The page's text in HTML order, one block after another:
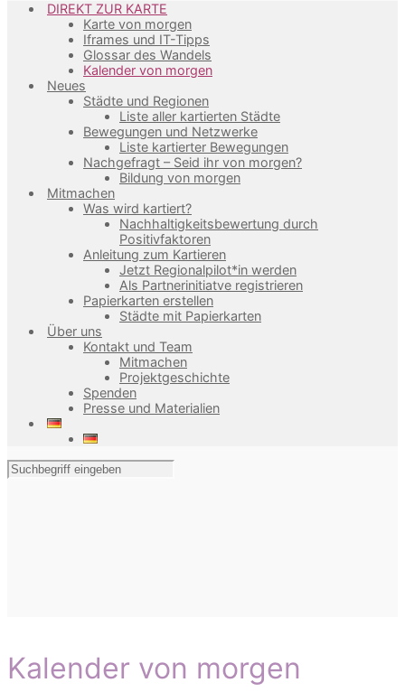
DIREKT ZUR KARTE
Karte von morgen
Iframes und IT-Tipps
Glossar des Wandels
Kalender von morgen
Neues
Städte und Regionen
Liste aller kartierten Städte
Bewegungen und Netzwerke
Liste kartierter Bewegungen
Nachgefragt – Seid ihr von morgen?
Bildung von morgen
Mitmachen
Was wird kartiert?
Nachhaltigkeitsbewertung durch
Positivfaktoren
Anleitung zum Kartieren
Jetzt Regionalpilot*in werden
Als Partnerinitiatve registrieren
Papierkarten erstellen
Städte mit Papierkarten
Über uns
Kontakt und Team
Mitmachen
Projektgeschichte
Spenden
Presse und Materialien
Kalender von morgen